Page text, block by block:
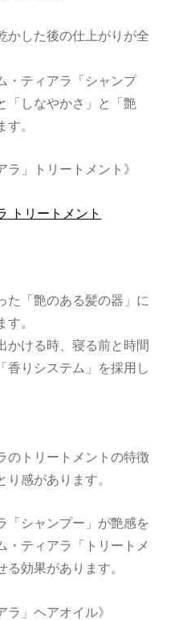
かした後の仕上がりが全
・ティアラ「シャンプ
「しなやかさ」と「艶
。
ラ」トリートメント》
トリートメント
た「艶のある髪の器」に
す。
かける時、寝る前と時間
香りシステム」を採用し
のトリートメントの特徴
感があります。
「シャンプー」が艶感を
・ティアラ「トリートメ
効果があります。
ラ」ヘアオイル》